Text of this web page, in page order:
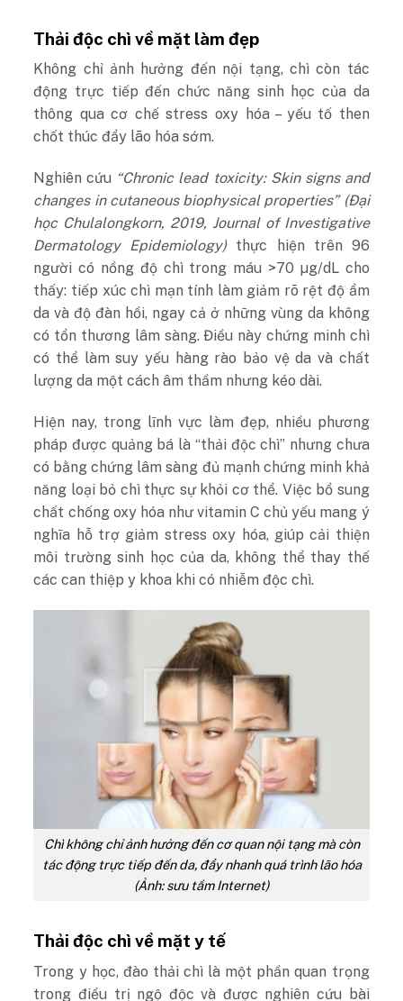
Thải độc chì về mặt làm đẹp
Không chỉ ảnh hưởng đến nội tạng, chì còn tác
động trực tiếp đến chức năng sinh học của da
thông qua cơ chế stress oxy hóa – yếu tố then
chốt thúc đẩy lão hóa sớm.
Nghiên cứu “Chronic lead toxicity: Skin signs and
changes in cutaneous biophysical properties” (Đại
học Chulalongkorn, 2019, Journal of Investigative
Dermatology Epidemiology) thực hiện trên 96
người có nồng độ chì trong máu >70 µg/dL cho
thấy: tiếp xúc chì mạn tính làm giảm rõ rệt độ ẩm
da và độ đàn hồi, ngay cả ở những vùng da không
có tổn thương lâm sàng. Điều này chứng minh chì
có thể làm suy yếu hàng rào bảo vệ da và chất
lượng da một cách âm thầm nhưng kéo dài.
Hiện nay, trong lĩnh vực làm đẹp, nhiều phương
pháp được quảng bá là “thải độc chì” nhưng chưa
có bằng chứng lâm sàng đủ mạnh chứng minh khả
năng loại bỏ chì thực sự khỏi cơ thể. Việc bổ sung
chất chống oxy hóa như vitamin C chủ yếu mang ý
nghĩa hỗ trợ giảm stress oxy hóa, giúp cải thiện
môi trường sinh học của da, không thể thay thế
các can thiệp y khoa khi có nhiễm độc chì.
Chì không chỉ ảnh hưởng đến cơ quan nội tạng mà còn
tác động trực tiếp đến da, đẩy nhanh quá trình lão hóa
(Ảnh: sưu tầm Internet)
Thải độc chì về mặt y tế
Trong y học, đào thải chì là một phần quan trọng
trong điều trị ngộ độc và được nghiên cứu bài